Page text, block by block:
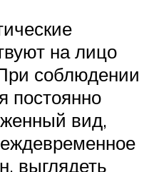
на лицо
соблюдении
постоянно
вид,
выглядеть